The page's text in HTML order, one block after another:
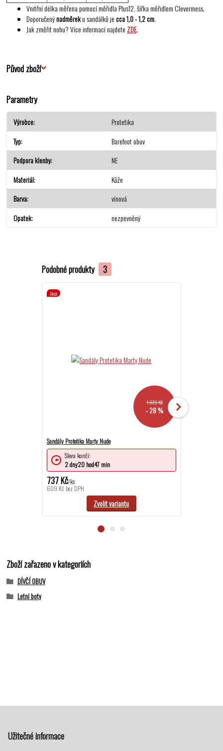
Vnitřní délka měřena pomocí měřidla Plus12, šířka měřidlem Clevermess.
Doporučenýnadměreku sandálků jecca 1,0 - 1,2 cm.
Jak změřit nohu? Více informací najdete ZDE.
Původ zboží
Parametry
Výrobce
Protetika
Typ
Barefoot obuv
Podpora klenby
NE
Materiál
Kůže
Barva
vínová
Opatek
nezpevněný
Podobné produkty 3
Akce
1 029 Kč
- 28 %
Sandály Protetika Marty Nude
737 Kč/ks
609 Kč bez DPH
Sleva končí:
2dny20 hod47 min
Zvolit variantu
Zboží zařazeno v kategoriích
DÍVČÍ OBUV
Letní boty
Užitečné informace